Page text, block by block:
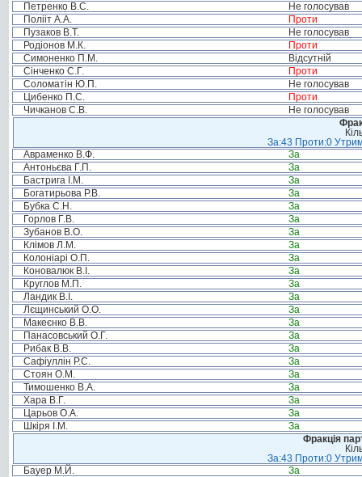
Петренко В.С.
Не голосував
Полііт А.А.
Проти
Пузаков В.Т.
Не голосував
Родіонов М.К.
Проти
Симоненко П.М.
Відсутній
Сінченко С.Г.
Проти
Соломатін Ю.П.
Не голосував
Цибенко П.С.
Проти
Чичканов С.В.
Не голосував
За:43 Проти:0
Авраменко В.Ф.
За
Антоньєва Г.П.
За
Бастрига І.М.
За
Богатирьова Р.В.
За
Бубка С.Н.
За
Горлов Г.В.
За
Зубанов В.О.
За
Клімов Л.М.
За
Колоніарі О.П.
За
Коновалюк В.І.
За
Круглов М.П.
За
Ландик В.І.
За
Лєщинський О.О.
За
Макеєнко В.В.
За
Панасовський О.Г.
За
Рибак В.В.
За
Сафіуллін Р.С.
За
Стоян О.М.
За
Тимошенко В.А.
За
Хара В.Г.
За
Царьов О.А.
За
Шкіря І.М.
За
Фракція
За:43 Проти:0
Бауер М.Й.
За